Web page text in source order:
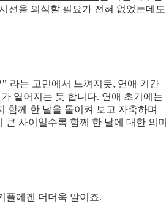
선을 의식할 필요가 전혀 없었는데도
라는 고민에서 느껴지듯, 연애 기간
옅어지는 듯 합니다. 연애 초기에는
함께 한 날을 돌이켜 보고 자축하며
사이일수록 함께 한 날에 대한 의미
플에겐 더더욱 말이죠.